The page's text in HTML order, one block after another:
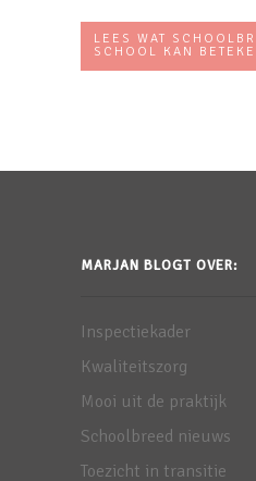
LEES WAT
SCHOOL KAN
MARJAN BLOGT OVER:
Inspectiekader
Kwaliteitszorg
Mooi uit de praktijk
Schoolbreed nieuws
Toezicht in transitie